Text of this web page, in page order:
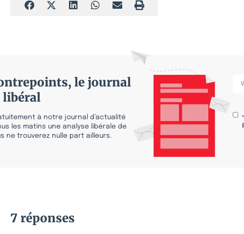
le journal
libéral
à notre journal d’actualité
les matins une analyse libérale de
ne trouverez nulle part ailleurs.
7 réponses